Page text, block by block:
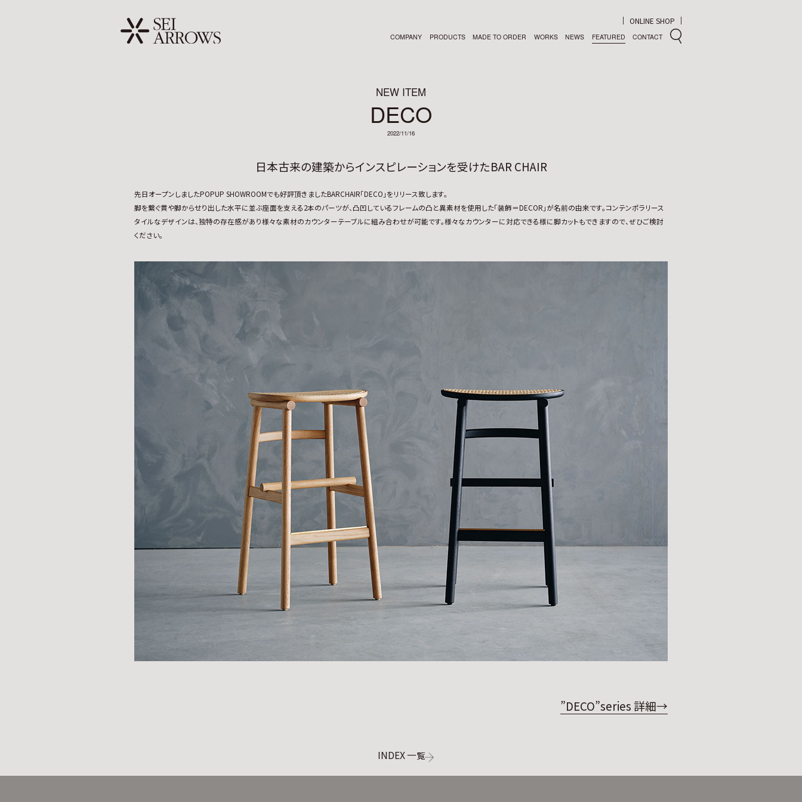
COMPANY PRODUCTS MADE TO ORDER WORKS NEWS FEATURED CONTACT
ONLINE SHOP
NEW ITEM
DECO
2022/11/16
日本古来の建築からインスピレーションを受けたBAR CHAIR
先日オープンしましたPOPUP SHOWROOMでも好評頂きましたBARCHAIR「DECO」をリリース致します。
脚を繋ぐ貫や脚からせり出した水平に並ぶ座面を支える2本のパーツが、凸凹しているフレームの凸と異素材を使用した「装飾＝DECOR」が名前の由来です。コンテンポラリース
タイルなデザインは、独特の存在感があり様々な素材のカウンターテーブルに組み合わせが可能です。様々なカウンターに対応できる様に脚カットもできますので、ぜひご検討
ください。
”DECO”series 詳細→
INDEX 一覧